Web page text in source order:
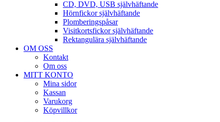
CD, DVD, USB självhäftande
Hörnfickor självhäftande
Plomberingspåsar
Visitkortsfickor självhäftande
Rektangulära självhäftande
OM OSS
Kontakt
Om oss
MITT KONTO
Mina sidor
Kassan
Varukorg
Köpvillkor